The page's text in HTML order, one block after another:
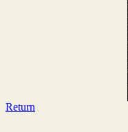
Return